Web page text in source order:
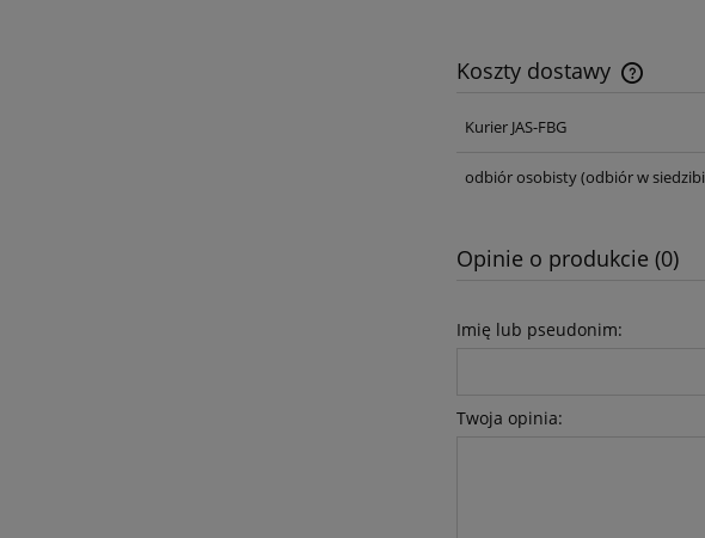
Koszty dostawy
Cena
Kurier JAS-FBG
odbiór osobisty(odbiór w
Opinie o produkcie (0)
Imię lub pseudonim:
Twoja opinia: